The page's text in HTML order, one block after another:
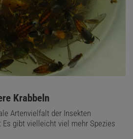
Krabbeln
Artenvielfalt der Insekten
Es gibt vielleicht viel mehr Spezies